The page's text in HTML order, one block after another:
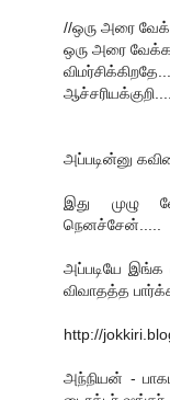
//ஒரு அரை
ஒரு அரை
விமர்சிக்கிறதே...
ஆச்சரியக்குறி....
அப்படின்னு
இது முழு
நென‌ச்சேன்.....
அப்படியே
விவாதத்த
http://
அந்நியன் -